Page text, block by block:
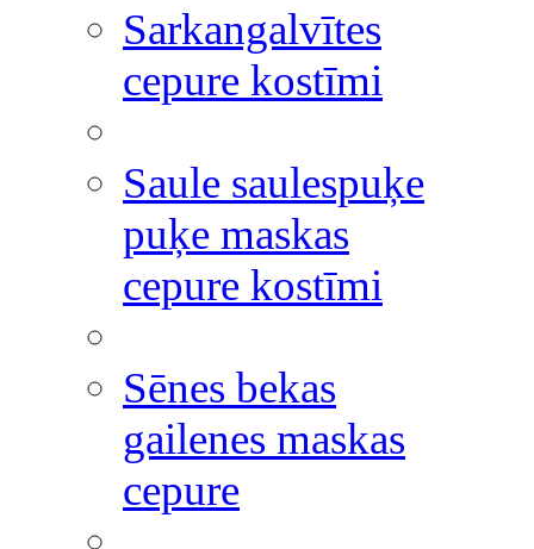
Sarkangalvītes
cepure kostīmi
Saule saulespuķe
puķe maskas
cepure kostīmi
Sēnes bekas
gailenes maskas
cepure